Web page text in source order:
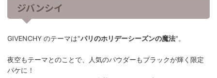
ジバンシイ
GIVENCHY のテーマは"パリのホリデーシーズンの魔法"。
夜空もテーマとのことで、人気のパウダーもブラックが輝く限定
パケに！